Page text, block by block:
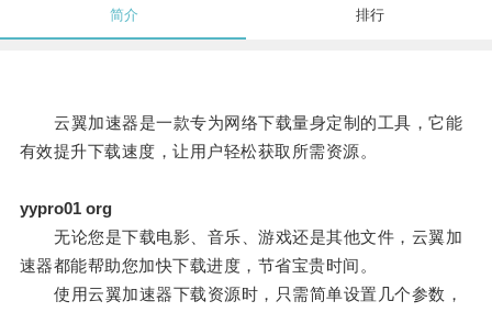
简介 排行
云翼加速器是一款专为网络下载量身定制的工具，它能
有效提升下载速度，让用户轻松获取所需资源。
yypro01 org
无论您是下载电影、音乐、游戏还是其他文件，云翼加
速器都能帮助您加快下载进度，节省宝贵时间。
使用云翼加速器下载资源时，只需简单设置几个参数，